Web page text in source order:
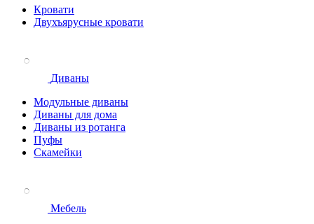
Кровати
Двухъярусные кровати
Диваны
Модульные диваны
Диваны для дома
Диваны из ротанга
Пуфы
Скамейки
Мебель